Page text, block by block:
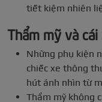
tiết kiệm nhiên
Thẩm mỹ và
Những phụ kiện
chiếc xe thông
hút ánh nhìn từ
Thẩm mỹ không